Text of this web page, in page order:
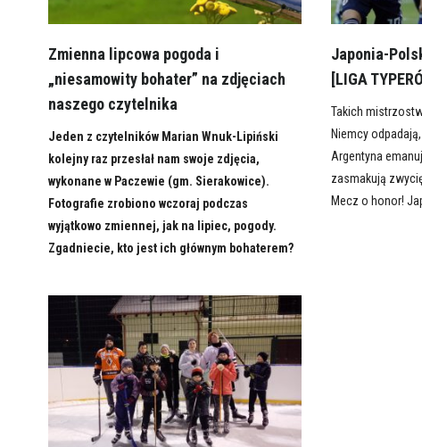
Zmienna lipcowa pogoda i
„niesamowity bohater” na zdjęciach
naszego czytelnika
Jeden z czytelników Marian Wnuk-Lipiński
kolejny raz przesłał nam swoje zdjęcia,
wykonane w Paczewie (gm. Sierakowice).
Fotografie zrobiono wczoraj podczas
wyjątkowo zmiennej, jak na lipiec, pogody.
Zgadniecie, kto jest ich głównym bohaterem?
Japonia-
[LIGA
Takich
Niemcy
Argentyna
zasmakują
Mecz o honor!